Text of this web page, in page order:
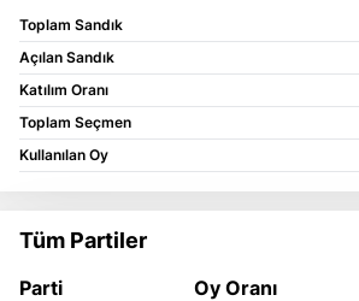
Toplam Sandık
Açılan Sandık
Katılım Oranı
Toplam Seçmen
Kullanılan Oy
Tüm Partiler
Parti